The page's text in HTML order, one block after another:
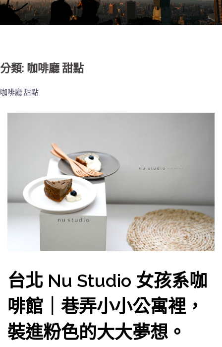
分類: 咖啡廳 甜點
咖啡廳 甜點
台北 Nu Studio 女孩系咖
啡館｜巷弄小小公寓裡，
裝進粉色的大大夢想。